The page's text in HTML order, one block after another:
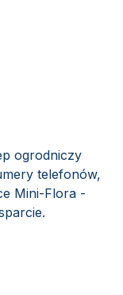
ogrodniczy
telefonów,
Mini-Flora -